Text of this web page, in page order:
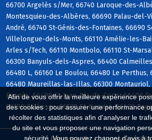
Afin de vous offrir la meilleure expérience
des cookies : pour assurer une performance
récolter des statistiques afin d'analyser le
du site et vous proposer une navigation
sécurité. Vous pouvez changer d'avis à
66700 Argelès s/Mer, 66740 Laroque-des-
Montesquieu-des-Albères, 66690 Palau-del-
André, 66740 St-Génis-des-Fontaines, 66690
Villelongue-dels-Monts, 66110 Amélie-les-
Arles s/Tech, 66110 Montbolo, 66110 St-
66300 Banyuls-dels-Aspres, 66400
66480 L, 66160 Le Boulou, 66480 Le Perthus,
66480 Maureillas-las-Illas, 66300 Montauriol,
Reynès, 66490 St-Jean-Pla-de-Corts, 66400
66190 Collioure, 66570 St-Nazaire, 66670